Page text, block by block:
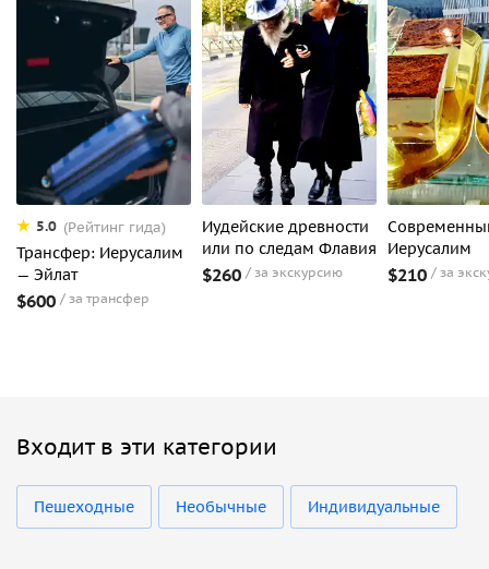
5.0 (Рейтинг гида)
Трансфер: Иерусалим
— Эйлат
$600 за трансфер
Иудейские древности
или по следам Флавия
$260 за экскурсию
Иерусалим
$210 за
Входит в эти категории
Пешеходные Необычные Индивидуальные